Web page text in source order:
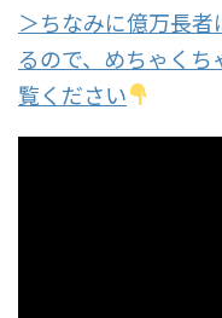
＞ちなみに億万長
るので、めちゃく
覧ください